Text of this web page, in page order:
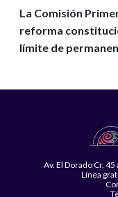
La Comisión
reforma
límite de
Av. El Dorado Cr.
Línea